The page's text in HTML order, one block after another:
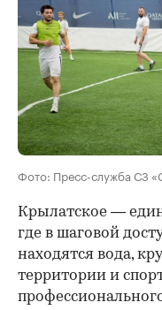
Фото: Пресс-служба СЗ
Крылатское —
где в шаговой
находятся вода,
территории и